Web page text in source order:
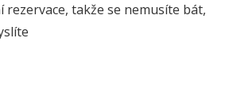
rezervace, takže se nemusíte bát,